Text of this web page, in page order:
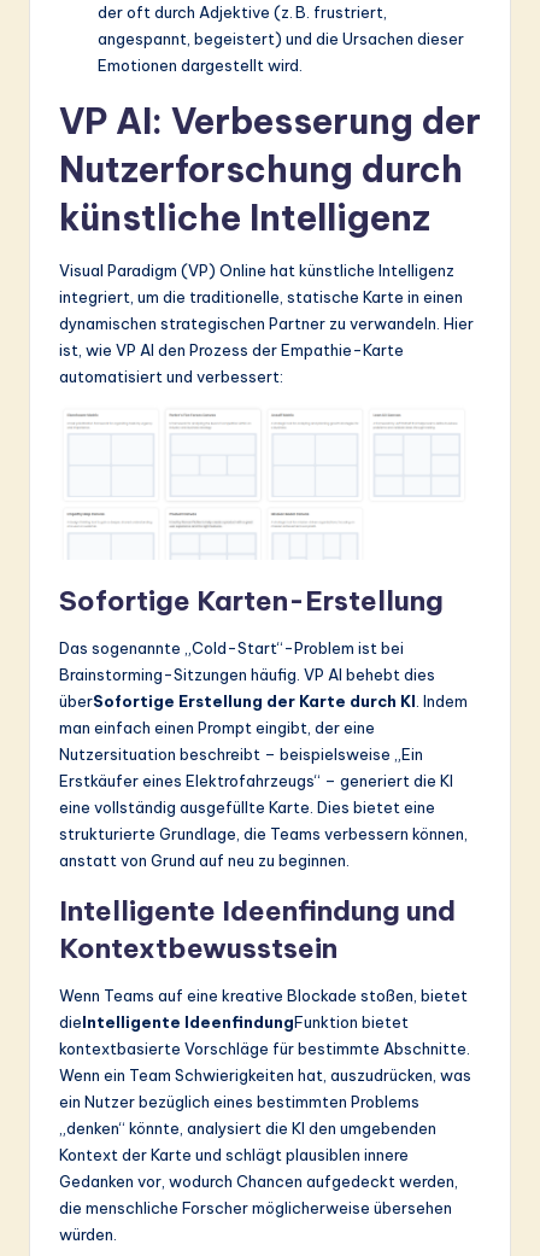
der oft durch Adjektive (z. B. frustriert,
angespannt, begeistert) und die Ursachen dieser
Emotionen dargestellt wird.
VP AI: Verbesserung der
Nutzerforschung durch
künstliche Intelligenz
Visual Paradigm (VP) Online hat künstliche Intelligenz
integriert, um die traditionelle, statische Karte in einen
dynamischen strategischen Partner zu verwandeln. Hier
ist, wie VP AI den Prozess der Empathie-Karte
automatisiert und verbessert:
Sofortige Karten-Erstellung
Das sogenannte „Cold-Start“-Problem ist bei
Brainstorming-Sitzungen häufig. VP AI behebt dies
überSofortige Erstellung der Karte durch KI . Indem
man einfach einen Prompt eingibt, der eine
Nutzersituation beschreibt – beispielsweise „Ein
Erstkäufer eines Elektrofahrzeugs“ – generiert die KI
eine vollständig ausgefüllte Karte. Dies bietet eine
strukturierte Grundlage, die Teams verbessern können,
anstatt von Grund auf neu zu beginnen.
Intelligente Ideenfindung und
Kontextbewusstsein
Wenn Teams auf eine kreative Blockade stoßen, bietet
dieIntelligente IdeenfindungFunktion bietet
kontextbasierte Vorschläge für bestimmte Abschnitte.
Wenn ein Team Schwierigkeiten hat, auszudrücken, was
ein Nutzer bezüglich eines bestimmten Problems
„denken“ könnte, analysiert die KI den umgebenden
Kontext der Karte und schlägt plausiblen innere
Gedanken vor, wodurch Chancen aufgedeckt werden,
die menschliche Forscher möglicherweise übersehen
würden.